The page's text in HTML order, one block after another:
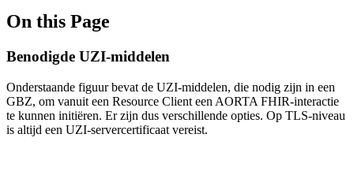
On this Page
Benodigde UZI-middelen
Onderstaande figuur bevat de UZI-middelen, die nodig zijn in een
GBZ, om vanuit een Resource Client een AORTA FHIR-interactie
te kunnen initiëren. Er zijn dus verschillende opties. Op TLS-niveau
is altijd een UZI-servercertificaat vereist.